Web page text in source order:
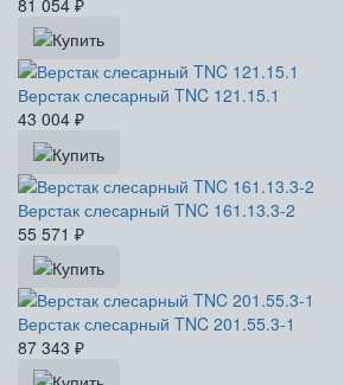
81 054 ₽
Верстак слесарный TNC 121.15.1
43 004 ₽
Верстак слесарный TNC 161.13.3-2
55 571 ₽
Верстак слесарный TNC 201.55.3-1
87 343 ₽